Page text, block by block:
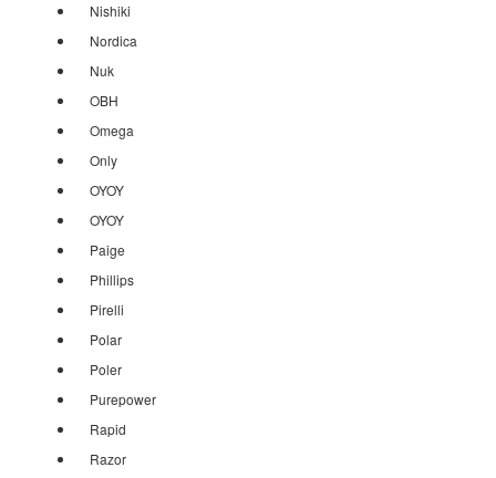
Nishiki
Nordica
Nuk
OBH
Omega
Only
OYOY
OYOY
Paige
Phillips
Pirelli
Polar
Poler
Purepower
Rapid
Razor